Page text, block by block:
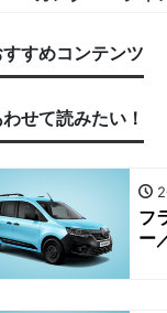
すすめコンテンツ
せて読みたい！
フ
ー